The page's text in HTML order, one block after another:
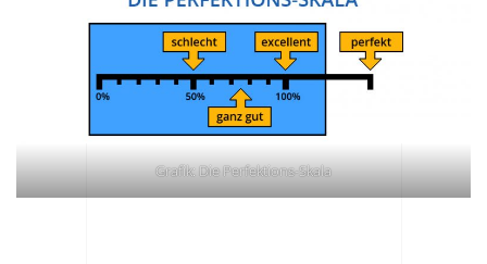
Grafik: Die Perfektions-Skala